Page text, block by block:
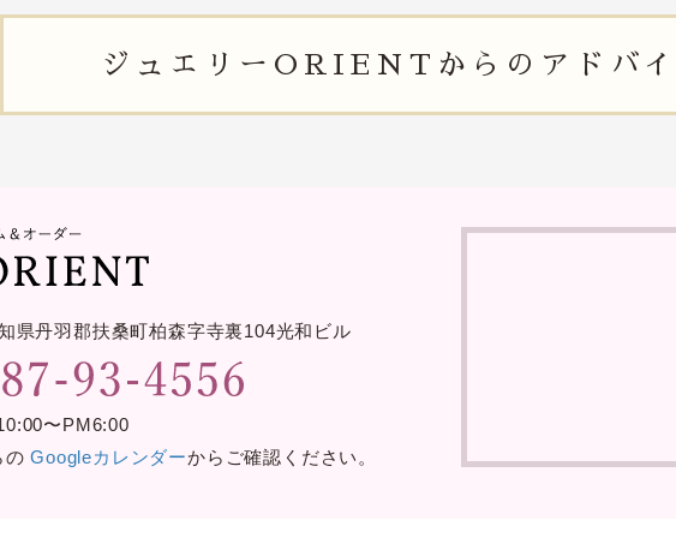
ジュエリー ORIENTからの アドバ
県丹羽郡扶桑町柏森字寺裏104光和ビル
〜PM6:00
のGoogleカレンダーからご確認ください。